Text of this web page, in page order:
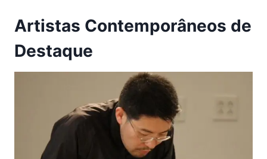
Artistas Contemporâneos de
Destaque